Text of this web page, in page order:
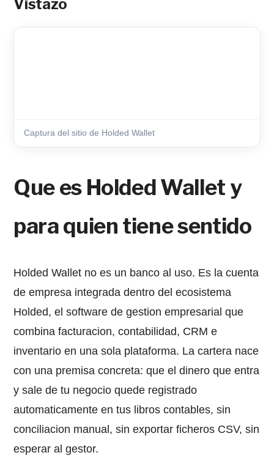
Vistazo
Captura del sitio de Holded Wallet
Que es Holded Wallet y
para quien tiene sentido
Holded Wallet no es un banco al uso. Es la cuenta
de empresa integrada dentro del ecosistema
Holded, el software de gestion empresarial que
combina facturacion, contabilidad, CRM e
inventario en una sola plataforma. La cartera nace
con una premisa concreta: que el dinero que entra
y sale de tu negocio quede registrado
automaticamente en tus libros contables, sin
conciliacion manual, sin exportar ficheros CSV, sin
esperar al gestor.